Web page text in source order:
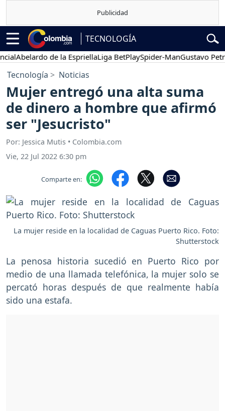
TECNOLOGÍA
Abelardo de la EspriellaLiga BetPlaySpider-ManGustavo Petro
Tecnología Noticias
Mujer entregó una alta suma
de dinero a hombre que afirmó
ser "Jesucristo"
Por: Jessica Mutis • Colombia.com
Vie, 22 Jul 2022 6:30 pm
Comparte en:
La mujer reside en la localidad de Caguas Puerto Rico. Foto:
Shutterstock
La penosa historia sucedió en Puerto Rico por
medio de una llamada telefónica, la mujer solo se
percató horas después de que realmente había
sido una estafa.